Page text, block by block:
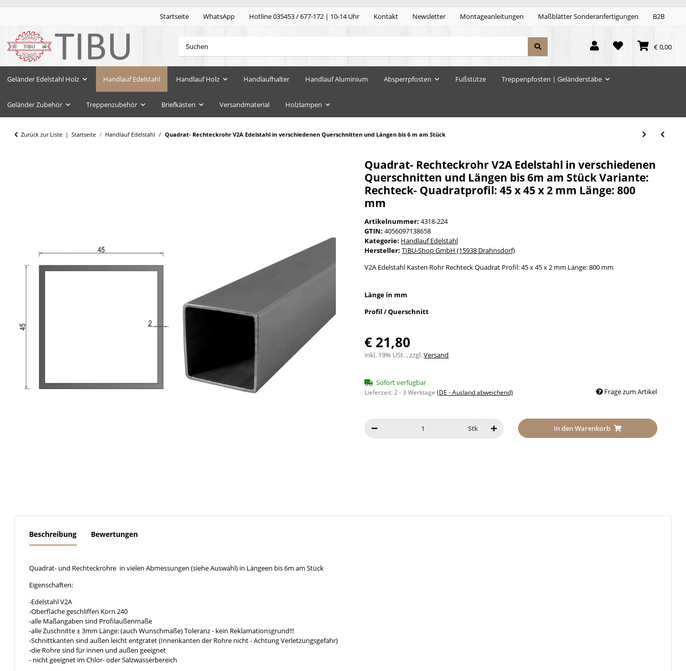
Startseite WhatsApp Hotline 035453 / 677-172 | 10-14 Uhr Kontakt Newsletter Montageanleitungen Maßblätter Sonderanfertigungen B2B
€ 0,00
Geländer Edelstahl Holz Handlauf Edelstahl Handlauf Holz Handlaufhalter Handlauf Aluminium Absperrpfosten Fußstütze Treppenpfosten | Geländerstäbe
Geländer Zubehör Treppenzubehör Briefkästen Versandmaterial Holzlampen
Zurück zur Liste Startseite Handlauf Edelstahl Quadrat- Rechteckrohr V2A Edelstahl in verschiedenen Querschnitten und Längen bis 6 m am Stück
Quadrat- Rechteckrohr V2A Edelstahl in verschiedenen
Querschnitten und Längen bis 6m am Stück Variante:
Rechteck- Quadratprofil: 45 x 45 x 2 mm Länge: 800
mm
Artikelnummer: 4318-224
GTIN: 4056097138658
Kategorie: Handlauf Edelstahl
Hersteller: TIBU-Shop GmbH (15938 Drahnsdorf)
V2A Edelstahl Kasten Rohr Rechteck Quadrat Profil: 45 x 45 x 2 mm Länge: 800 mm
Länge in mm
Profil / Querschnitt
€ 21,80
inkl. 19% USt. , zzgl.Versand
Sofort verfügbar
Lieferzeit:2 - 3 Werktage (DE - Ausland abweichend) Frage zum Artikel
Stk In den Warenkorb
Beschreibung Bewertungen
Quadrat- und Rechteckrohre in vielen Abmessungen (siehe Auswahl) in Längeen bis 6m am Stück
Eigenschaften:
-Edelstahl V2A
-Oberfläche geschliffen Korn 240
-alle Maßangaben sind Profilaußenmaße
-alle Zuschnitte ± 3mm Länge: (auch Wunschmaße) Toleranz - kein Reklamationsgrund!!!
-Schnittkanten sind außen leicht entgratet (Innenkanten der Rohre nicht - Achtung Verletzungsgefahr)
-die Rohre sind für innen und außen geeignet
- nicht geeignet im Chlor- oder Salzwasserbereich